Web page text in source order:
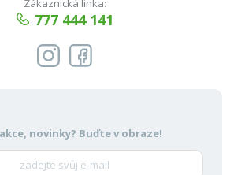
777 444 141
novinky? Buďte v obraze!